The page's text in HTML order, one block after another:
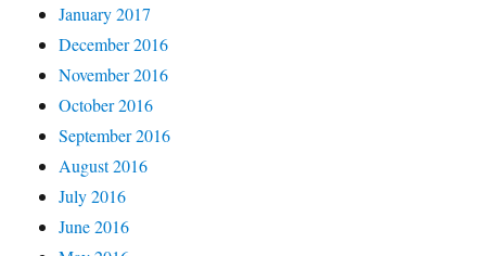
January 2017
December 2016
November 2016
October 2016
September 2016
August 2016
July 2016
June 2016